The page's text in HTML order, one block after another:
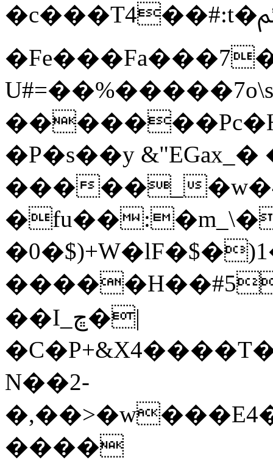
�c���T4��#:t�ﱦ�G��K�N�P���
U#=��%�����7o\s
�P�s��y
�����_
��I_ڇ�|
N��2-
����